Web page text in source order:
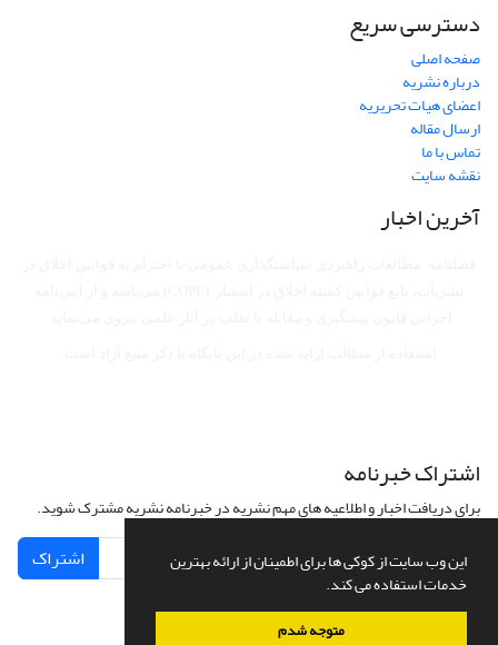
این وب سایت از کوکی ها برای اطمینان از ارائه بهترین
خدمات استفاده می کند.
متوجه شدم
دسترسی سریع
صفحه اصلی
درباره نشریه
اعضای هیات تحریریه
ارسال مقاله
تماس با ما
نقشه سایت
آخرین اخبار
اشتراک خبرنامه
برای دریافت اخبار و اطلاعیه های مهم نشریه در خبرنامه نشریه مشترک شوید.
اشتراک